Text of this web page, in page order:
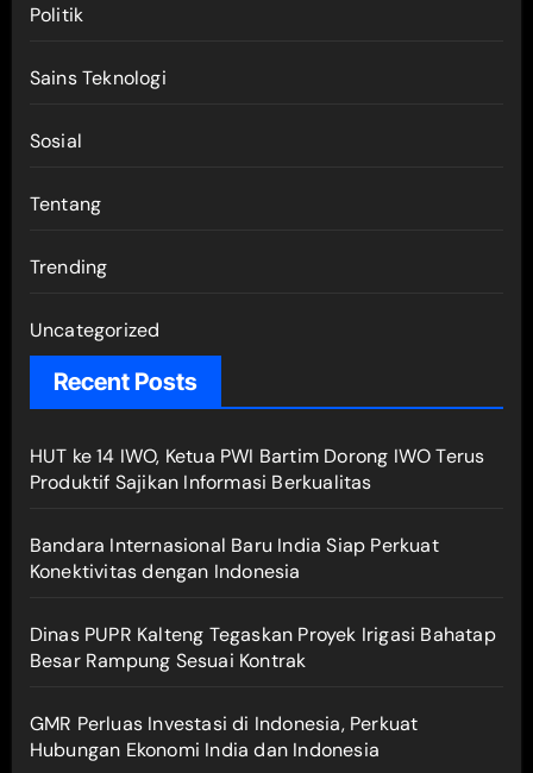
Politik
Sains Teknologi
Sosial
Tentang
Trending
Uncategorized
Recent Posts
HUT ke 14 IWO, Ketua PWI Bartim Dorong IWO Terus
Produktif Sajikan Informasi Berkualitas
Bandara Internasional Baru India Siap Perkuat
Konektivitas dengan Indonesia
Dinas PUPR Kalteng Tegaskan Proyek Irigasi Bahatap
Besar Rampung Sesuai Kontrak
GMR Perluas Investasi di Indonesia, Perkuat
Hubungan Ekonomi India dan Indonesia